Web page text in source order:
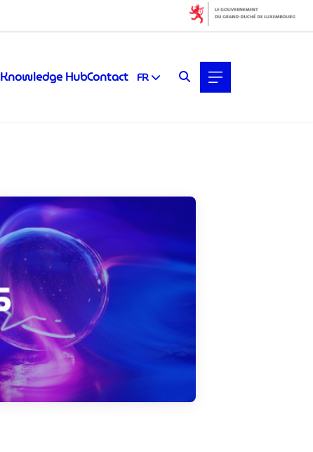
Knowledge HubContact FR
Filters
IA fiable et conformité
IA générative
Intelligence artificielle (IA)
L’écosystème de la mobilité
automobile
Startups & Scaleups
Technologies quantiques
Filter by year
2026
2025